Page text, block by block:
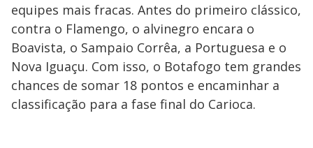
equipes mais fracas. Antes do primeiro clássico,
contra o Flamengo, o alvinegro encara o
Boavista, o Sampaio Corrêa, a Portuguesa e o
Nova Iguaçu. Com isso, o Botafogo tem grandes
chances de somar 18 pontos e encaminhar a
classificação para a fase final do Carioca.